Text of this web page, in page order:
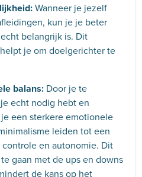
Wanneer je jezelf
kun je je beter
belangrijk is. Dit
je om doelgerichter te
balans: Door je te
echt nodig hebt en
een sterkere emotionele
leiden tot een
en autonomie. Dit
gaan met de ups en downs
de kans op het